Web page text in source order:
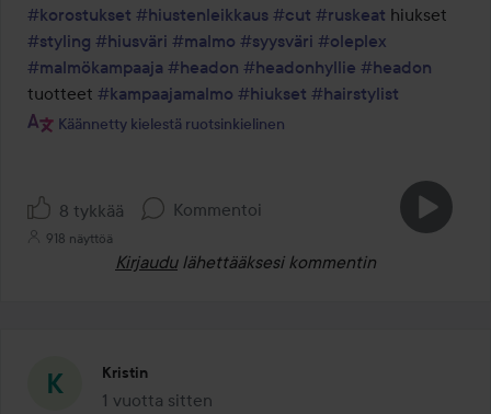
#korostukset #hiustenleikkaus #cut #ruskeat
#styling #hiusväri #malmo #syysväri #oleplex
#malmökampaaja #headon #headonhyllie #headon
tuotteet #kampaajamalmo #hiukset #hairstylist
Käännetty kielestä ruotsinkielinen
8 tykkää Kommentoi
918 näyttöä
Kirjaudu lähettääksesi kommentin
Kristin
1 vuotta sitten
Viesti luotiin 1 vuotta sitten